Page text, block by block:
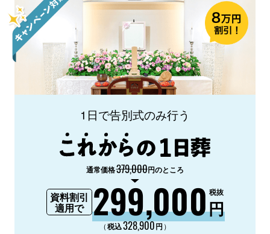
1日で告別式のみ行う
通常価格379,000円のところ
資料割引
適用で
299,000円
税抜
（税込328,900円 ）